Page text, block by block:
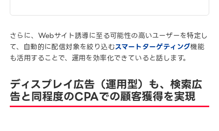
さらに、Webサイト誘導に至る可能性の高いユーザーを特定し
て、自動的に配信対象を絞り込むスマートターゲティング機能
も活用することで、運用を効率化できていると話します。
ディスプレイ広告（運用型）も、検索広
告と同程度のCPAでの顧客獲得を実現